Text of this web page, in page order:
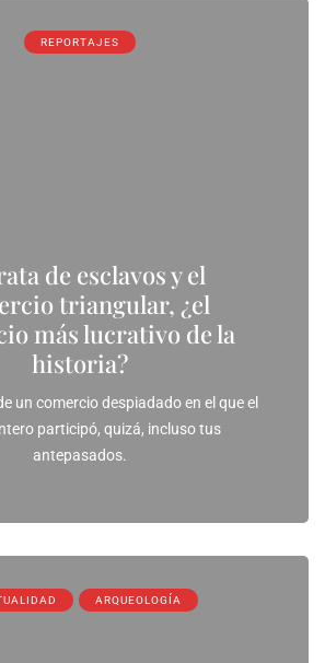
REPORTAJES
de esclavos y el
triangular, ¿el
más lucrativo de la
historia?
un comercio despiadado en el que el
participó, quizá, incluso tus
antepasados.
ARQUEOLOGÍA